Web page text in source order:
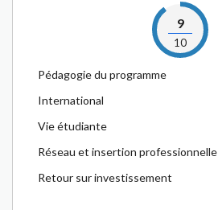
9
10
Pédagogie du programme
International
Vie étudiante
Réseau et insertion professionnelle
Retour sur investissement